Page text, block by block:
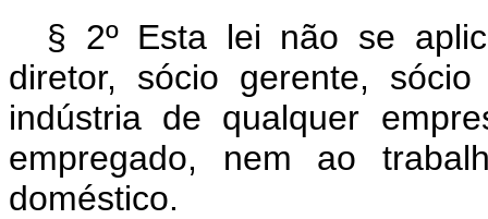
§ 2º Esta lei não se
diretor, sócio gerente,
indústria de qualquer
empregado, nem ao
doméstico.